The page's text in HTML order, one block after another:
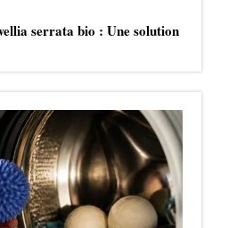
serrata bio : Une solution